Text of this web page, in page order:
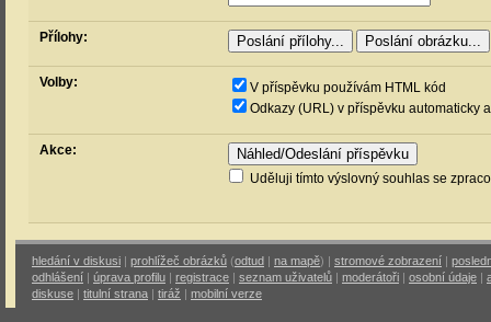
Přílohy:
Volby:
V příspěvku používám HTML kód
Odkazy (URL) v příspěvku automaticky
Akce:
Uděluji tímto výslovný souhlas se
hledání v diskusi | prohlížeč obrázků (odtud | na mapě) | stromové zobrazení |
odhlášení | úprava profilu | registrace | seznam uživatelů | moderátoři | osobní údaje |
diskuse | titulní strana | tiráž | mobilní verze